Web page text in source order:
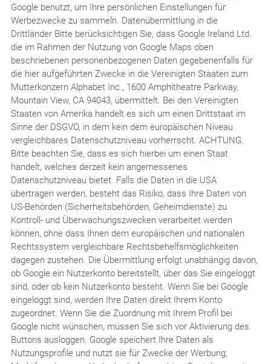
Google benutzt, um Ihre persönlichen Einstellungen für
Werbezwecke zu sammeln. Datenübermittlung in die
Drittländer Bitte berücksichtigen Sie, dass Google Ireland Ltd.
die im Rahmen der Nutzung von Google Maps oben
beschriebenen personenbezogenen Daten gegebenenfalls für
die hier aufgeführten Zwecke in die Vereinigten Staaten zum
Mutterkonzern Alphabet Inc., 1600 Amphitheatre Parkway,
Mountain View, CA 94043, übermittelt. Bei den Vereinigten
Staaten von Amerika handelt es sich um einen Drittstaat im
Sinne der DSGVO, in dem kein dem europäischen Niveau
vergleichbares Datenschutzniveau vorherrscht. ACHTUNG.
Bitte beachten Sie, dass es sich hierbei um einen Staat
handelt, welches derzeit kein angemessenes
Datenschutzniveau bietet. Falls die Daten in die USA
übertragen werden, besteht das Risiko, dass Ihre Daten von
US-Behörden (Sicherheitsbehörden, Geheimdienste) zu
Kontroll- und Überwachungszwecken verarbeitet werden
können, ohne dass Ihnen dem europäischen und nationalen
Rechtssystem vergleichbare Rechtsbehelfsmöglichkeiten
dagegen zustehen. Die Übermittlung erfolgt unabhängig davon,
ob Google ein Nutzerkonto bereitstellt, über das Sie eingeloggt
sind, oder ob kein Nutzerkonto besteht. Wenn Sie bei Google
eingeloggt sind, werden Ihre Daten direkt Ihrem Konto
zugeordnet. Wenn Sie die Zuordnung mit Ihrem Profil bei
Google nicht wünschen, müssen Sie sich vor Aktivierung des
Buttons ausloggen. Google speichert Ihre Daten als
Nutzungsprofile und nutzt sie für Zwecke der Werbung,